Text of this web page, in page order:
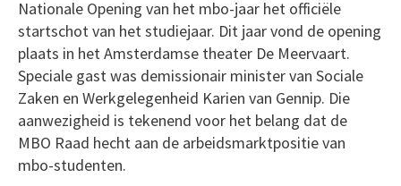
Nationale Opening van het mbo-jaar het officiële
startschot van het studiejaar. Dit jaar vond de opening
plaats in het Amsterdamse theater De Meervaart.
Speciale gast was demissionair minister van Sociale
Zaken en Werkgelegenheid Karien van Gennip. Die
aanwezigheid is tekenend voor het belang dat de
MBO Raad hecht aan de arbeidsmarktpositie van
mbo-studenten.